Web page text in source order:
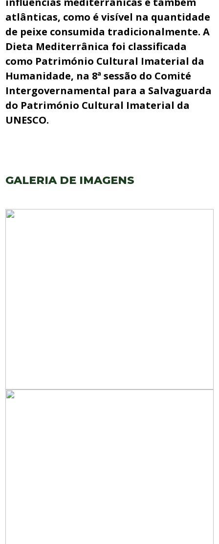
atlânticas, como é visível na quantidade
de peixe consumida tradicionalmente.A
Dieta Mediterrânica foi classificada
como Património Cultural Imaterial da
Humanidade, na 8ª sessão do Comité
Intergovernamental para a Salvaguarda
do Património Cultural Imaterial da
UNESCO.
GALERIA DE IMAGENS